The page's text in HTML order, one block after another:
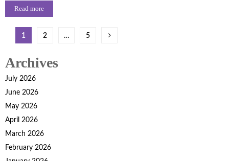
Read more
Posts
pagination
1 2 … 5
Archives
July 2026
June 2026
May 2026
April 2026
March 2026
February 2026